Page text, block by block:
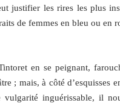
justifier les rires les plus
de femmes en bleu ou en
en se peignant,
; mais, à côté d’esquisses
vulgarité inguérissable, il